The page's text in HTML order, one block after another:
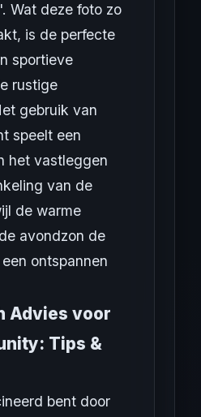
Wat deze foto zo
is de perfecte
sportieve
rustige
gebruik van
speelt een
het vastleggen
van de
de warme
avondzon de
ontspannen
Advies voor
Tips &
bent door